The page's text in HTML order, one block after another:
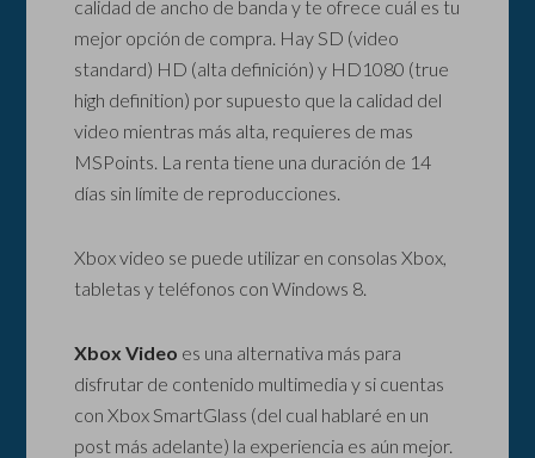
calidad de ancho de banda y te ofrece cuál es tu
mejor opción de compra. Hay SD (video
standard) HD (alta definición) y HD1080 (true
high definition) por supuesto que la calidad del
video mientras más alta, requieres de mas
MSPoints. La renta tiene una duración de 14
días sin límite de reproducciones.
Xbox video se puede utilizar en consolas Xbox,
tabletas y teléfonos con Windows 8.
Xbox Video es una alternativa más para
disfrutar de contenido multimedia y si cuentas
con Xbox SmartGlass (del cual hablaré en un
post más adelante) la experiencia es aún mejor.